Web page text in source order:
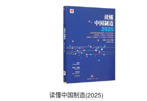
读懂中国制造(2025)